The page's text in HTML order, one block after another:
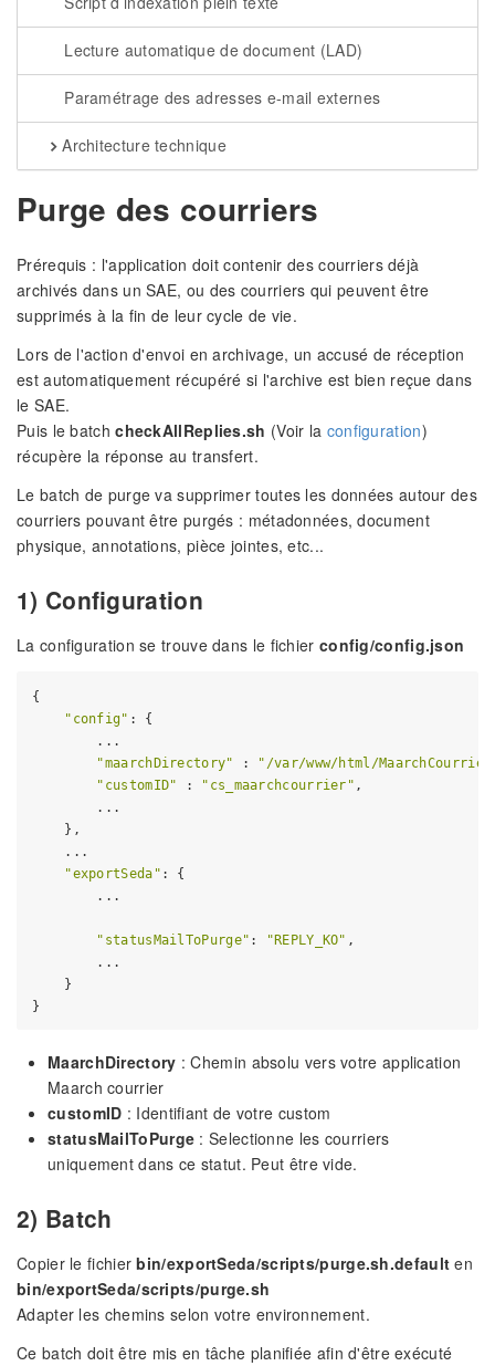
Lecture automatique de document (LAD)
Paramétrage des adresses e-mail externes
Architecture technique
Purge des courriers
Prérequis : l'application doit contenir des courriers déjà
archivés dans un SAE, ou des courriers qui peuvent être
supprimés à la fin de leur cycle de vie.
Lors de l'action d'envoi en archivage, un accusé de réception
est automatiquement récupéré si l'archive est bien reçue dans
le SAE.
Puis le batchcheckAllReplies.sh (Voir la configuration)
récupère la réponse au transfert.
Le batch de purge va supprimer toutes les données autour des
courriers pouvant être purgés : métadonnées, document
physique, annotations, pièce jointes, etc...
1) Configuration
La configuration se trouve dans le fichier config/config.json
{
"config" : {
        ...
"maarchDirectory"
:
"/var/www/html/
"customID"
: "cs_maarchcourrier" ,
        ...
    },
    ...
"exportSeda" : {
        ...
"statusMailToPurge" : "REPLY_KO" ,
        ...
    }
MaarchDirectory : Chemin absolu vers votre application
Maarch courrier
customID : Identifiant de votre custom
statusMailToPurge : Selectionne les courriers
uniquement dans ce statut. Peut être vide.
2) Batch
Copier le fichierbin/exportSeda/scripts/purge.sh.default en
bin/exportSeda/scripts/purge.sh
Adapter les chemins selon votre environnement.
Ce batch doit être mis en tâche planifiée afin d'être exécuté